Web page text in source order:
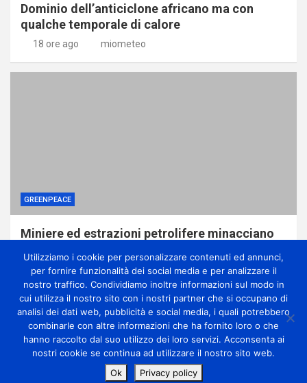
Dominio dell’anticiclone africano ma con
qualche temporale di calore
18 ore ago miometeo
GREENPEACE
Miniere ed estrazioni petrolifere minacciano
Congo, svela report di Greenpeace
1 giorno ago miometeo
Copyright Miometeo © All rights reserved | Theme by
MantraBrain
Utilizziamo i cookie per personalizzare contenuti ed annunci,
per fornire funzionalità dei social media e per analizzare il
nostro traffico. Condividiamo inoltre informazioni sul modo in
cui utilizza il nostro sito con i nostri partner che si occupano di
analisi dei dati web, pubblicità e social media, i quali potrebbero
combinarle con altre informazioni che ha fornito loro o che
hanno raccolto dal suo utilizzo dei loro servizi. Acconsenta ai
nostri cookie se continua ad utilizzare il nostro sito web.
Ok
Privacy policy